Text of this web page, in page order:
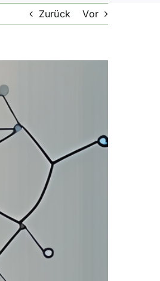
Zurück Vor